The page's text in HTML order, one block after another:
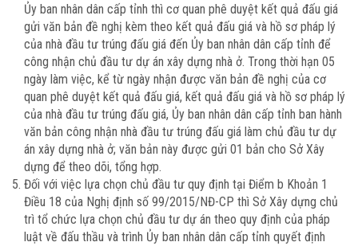
Ủy ban nhân dân cấp tỉnh thì cơ quan phê duyệt kết quả đấu giá
gửi văn bản đề nghị kèm theo kết quả đấu giá và hồ sơ pháp lý
của nhà đầu tư trúng đấu giá đến Ủy ban nhân dân cấp tỉnh để
công nhận chủ đầu tư dự án xây dựng nhà ở. Trong thời hạn 05
ngày làm việc, kể từ ngày nhận được văn bản đề nghị của cơ
quan phê duyệt kết quả đấu giá, kết quả đấu giá và hồ sơ pháp lý
của nhà đầu tư trúng đấu giá, Ủy ban nhân dân cấp tỉnh ban hành
văn bản công nhận nhà đầu tư trúng đấu giá làm chủ đầu tư dự
án xây dựng nhà ở; văn bản này được gửi 01 bản cho Sở Xây
dựng để theo dõi, tổng hợp.
Đối với việc lựa chọn chủ đầu tư quy định tại Điểm b Khoản 1
Điều 18 của Nghị định số 99/2015/NĐ-CP thì Sở Xây dựng chủ
trì tổ chức lựa chọn chủ đầu tư dự án theo quy định của pháp
luật về đấu thầu và trình Ủy ban nhân dân cấp tỉnh quyết định